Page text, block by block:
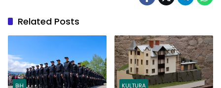
Related Posts
BiH KULTURA